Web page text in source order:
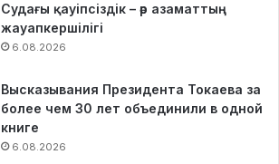
Судағы қауіпсіздік – әр азаматтың
жауапкершілігі
6.08.2026
Высказывания Президента Токаева за
более чем 30 лет объединили в одной
книге
6.08.2026